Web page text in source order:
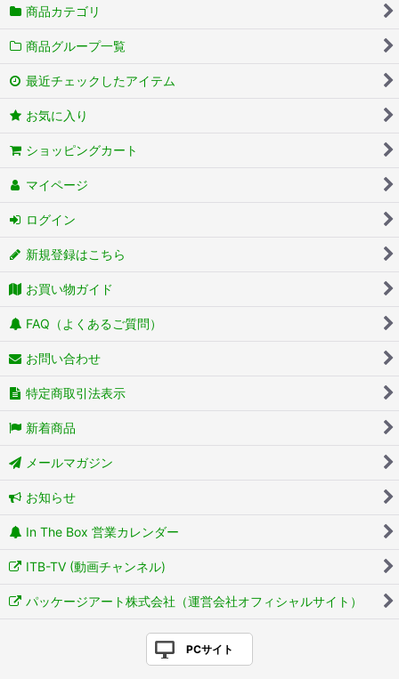
商品カテゴリ
商品グループ一覧
最近チェックしたアイテム
お気に入り
ショッピングカート
マイページ
ログイン
新規登録はこちら
お買い物ガイド
FAQ（よくあるご質問）
お問い合わせ
特定商取引法表示
新着商品
メールマガジン
お知らせ
In The Box 営業カレンダー
ITB-TV (動画チャンネル)
パッケージアート株式会社（運営会社オフィシャルサイト）
PCサイト